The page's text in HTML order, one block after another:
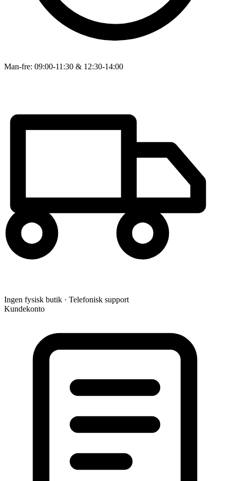
Man-fre: 09:00-11:30 & 12:30-14:00
Ingen fysisk butik · Telefonisk support
Kundekonto